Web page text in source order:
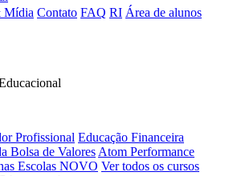
Mídia Contato FAQ RI Área de alunos
Profissional Educação Financeira
Bolsa de Valores Atom Performance
Escolas NOVO Ver todos os cursos